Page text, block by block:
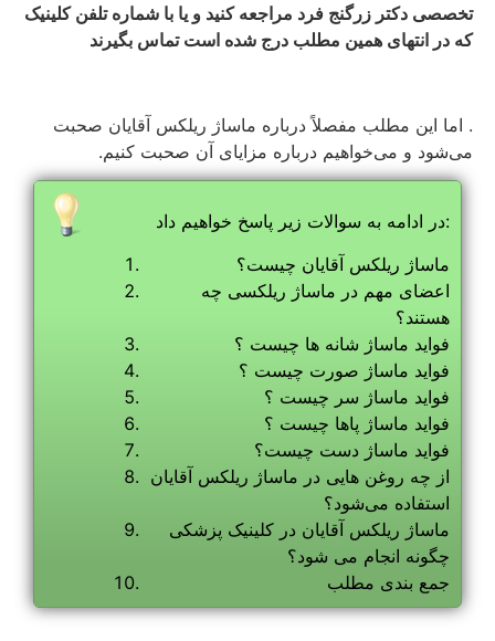
تخصصی دکتر زرگنج فرد مراجعه کنید و یا با شماره تلفن کلینیک
که در انتهای همین مطلب درج شده است تماس بگیرند
. اما این مطلب مفصلاً درباره ماساژ ریلکس آقایان صحبت
می‌شود و می‌خواهیم درباره مزایای آن صحبت کنیم.
ماساژ ریلکس آقایان چیست؟
اعضای مهم در ماساژ ریلکسی چه
هستند؟
فواید ماساژ شانه ها چیست ؟
فواید ماساژ صورت چیست ؟
فواید ماساژ سر چیست ؟
فواید ماساژ پاها چیست ؟
فواید ماساژ دست چیست؟
از چه روغن‌ هایی در ماساژ ریلکس آقایان
استفاده می‌شود؟
ماساژ ریلکس آقایان در کلینیک پزشکی
چگونه انجام می شود؟
جمع بندی مطلب